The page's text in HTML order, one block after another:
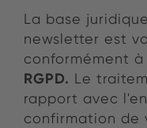
La base
newsletter est
conformément à
RGPD. Le
rapport avec
confirmation de